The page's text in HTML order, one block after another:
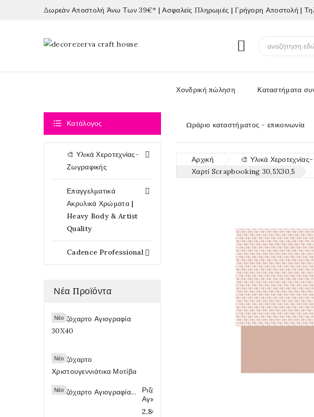
Δωρεάν Αποστολή Άνω Των 39€* | Ασφαλείς Πληρωμές | Γρήγορη Αποστολή |

Χονδρική πώληση Καταστήματα
Ωράριο καταστήματος - επικοινωνία
 Κατάλογος

🎨 Υλικά Χεροτεχνίας-
Ζωγραφικής

Επαγγελματικά
Ακρυλικά Χρώματα |
Heavy Body & Artist
Quality

Cadence Professional
Νέα Προϊόντα
Νέο
Νέο
Νέο
Ριζόχαρτο
Αγιογραφία...
2,80 €
Αρχική 🎨 Υλικά
Χαρτί Scrapbooking 30,5X30,5